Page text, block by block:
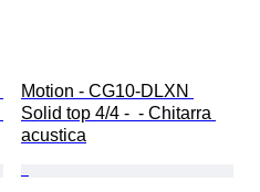
Motion - CG10-DLXN
Solid top 4/4 -  - Chitarra
acustica